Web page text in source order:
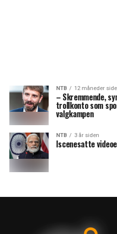
NTB 12 måneder
– Skremmende,
trollkonto som
valgkampen
NTB 3 år siden
Iscenesatte